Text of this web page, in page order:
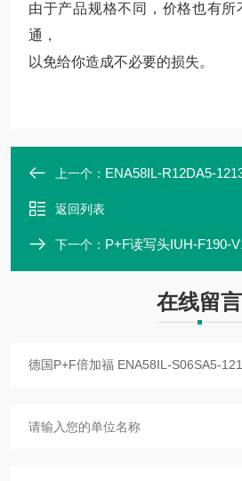
由于产品规格不同，价格也有所
通，
以免给你造成不必要的损失。
上一个： ENA58IL-R12DA5-1213B17-ABP
返回列表
下一个： P+F读写头IUH-F190-V1-
在线留言